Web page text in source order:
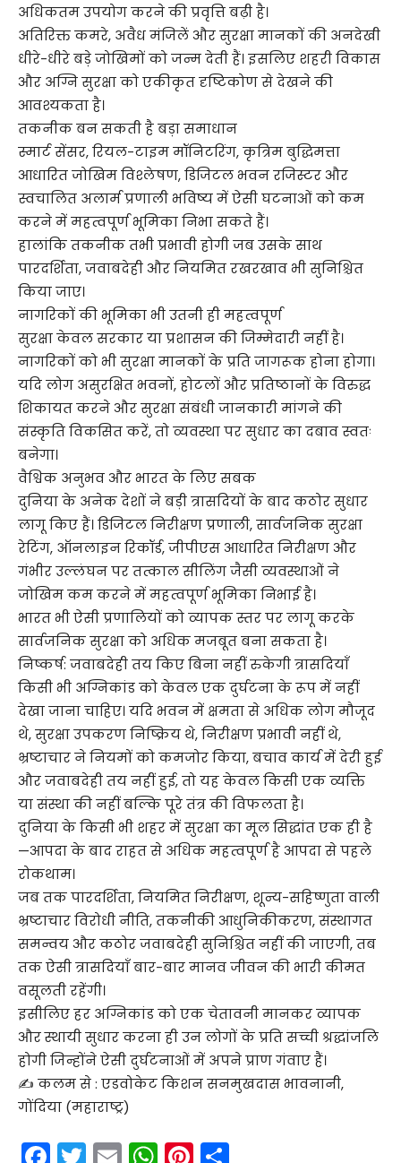
अधिकतम उपयोग करने की प्रवृत्ति बढ़ी है।
अतिरिक्त कमरे, अवैध मंजिलें और सुरक्षा मानकों की अनदेखी
धीरे-धीरे बड़े जोखिमों को जन्म देती हैं। इसलिए शहरी विकास
और अग्नि सुरक्षा को एकीकृत दृष्टिकोण से देखने की
आवश्यकता है।
तकनीक बन सकती है बड़ा समाधान
स्मार्ट सेंसर, रियल-टाइम मॉनिटरिंग, कृत्रिम बुद्धिमत्ता
आधारित जोखिम विश्लेषण, डिजिटल भवन रजिस्टर और
स्वचालित अलार्म प्रणाली भविष्य में ऐसी घटनाओं को कम
करने में महत्वपूर्ण भूमिका निभा सकते हैं।
हालांकि तकनीक तभी प्रभावी होगी जब उसके साथ
पारदर्शिता, जवाबदेही और नियमित रखरखाव भी सुनिश्चित
किया जाए।
नागरिकों की भूमिका भी उतनी ही महत्वपूर्ण
सुरक्षा केवल सरकार या प्रशासन की जिम्मेदारी नहीं है।
नागरिकों को भी सुरक्षा मानकों के प्रति जागरूक होना होगा।
यदि लोग असुरक्षित भवनों, होटलों और प्रतिष्ठानों के विरुद्ध
शिकायत करने और सुरक्षा संबंधी जानकारी मांगने की
संस्कृति विकसित करें, तो व्यवस्था पर सुधार का दबाव स्वतः
बनेगा।
वैश्विक अनुभव और भारत के लिए सबक
दुनिया के अनेक देशों ने बड़ी त्रासदियों के बाद कठोर सुधार
लागू किए हैं। डिजिटल निरीक्षण प्रणाली, सार्वजनिक सुरक्षा
रेटिंग, ऑनलाइन रिकॉर्ड, जीपीएस आधारित निरीक्षण और
गंभीर उल्लंघन पर तत्काल सीलिंग जैसी व्यवस्थाओं ने
जोखिम कम करने में महत्वपूर्ण भूमिका निभाई है।
भारत भी ऐसी प्रणालियों को व्यापक स्तर पर लागू करके
सार्वजनिक सुरक्षा को अधिक मजबूत बना सकता है।
निष्कर्ष: जवाबदेही तय किए बिना नहीं रुकेगी त्रासदियाँ
किसी भी अग्निकांड को केवल एक दुर्घटना के रूप में नहीं
देखा जाना चाहिए। यदि भवन में क्षमता से अधिक लोग मौजूद
थे, सुरक्षा उपकरण निष्क्रिय थे, निरीक्षण प्रभावी नहीं थे,
भ्रष्टाचार ने नियमों को कमजोर किया, बचाव कार्य में देरी हुई
और जवाबदेही तय नहीं हुई, तो यह केवल किसी एक व्यक्ति
या संस्था की नहीं बल्कि पूरे तंत्र की विफलता है।
दुनिया के किसी भी शहर में सुरक्षा का मूल सिद्धांत एक ही है
—आपदा के बाद राहत से अधिक महत्वपूर्ण है आपदा से पहले
रोकथाम।
जब तक पारदर्शिता, नियमित निरीक्षण, शून्य-सहिष्णुता वाली
भ्रष्टाचार विरोधी नीति, तकनीकी आधुनिकीकरण, संस्थागत
समन्वय और कठोर जवाबदेही सुनिश्चित नहीं की जाएगी, तब
तक ऐसी त्रासदियाँ बार-बार मानव जीवन की भारी कीमत
वसूलती रहेंगी।
इसीलिए हर अग्निकांड को एक चेतावनी मानकर व्यापक
और स्थायी सुधार करना ही उन लोगों के प्रति सच्ची श्रद्धांजलि
होगी जिन्होंने ऐसी दुर्घटनाओं में अपने प्राण गंवाए हैं।
✍️ कलम से : एडवोकेट किशन सनमुखदास भावनानी,
गोंदिया (महाराष्ट्र)